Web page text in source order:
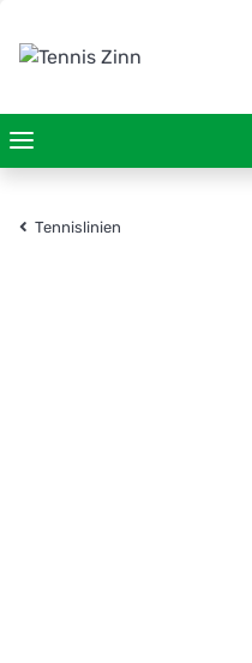
Tennislinien